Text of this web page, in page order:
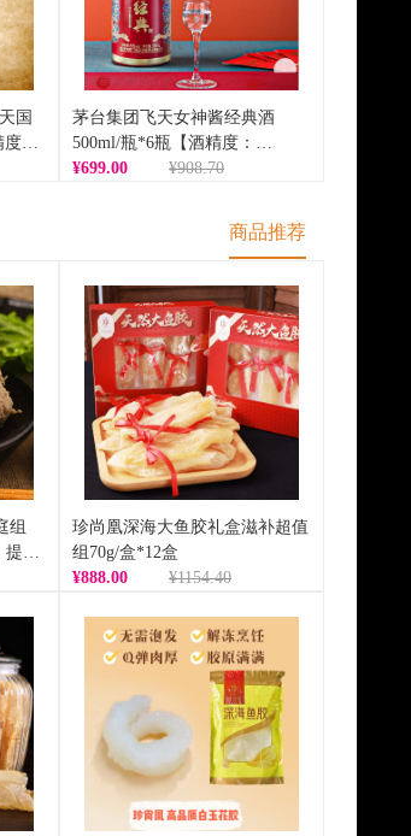
国
度：
茅台集团飞天女神酱经典酒
500ml/瓶*6瓶【酒精度：
53%vol】（ZG）
¥699.00 ¥908.70
商品推荐
组
提货
珍尚凰深海大鱼胶礼盒滋补超值
组70g/盒*12盒
¥888.00
¥1154.40